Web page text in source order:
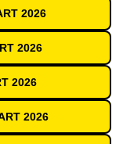
2026
2026
2026
2026